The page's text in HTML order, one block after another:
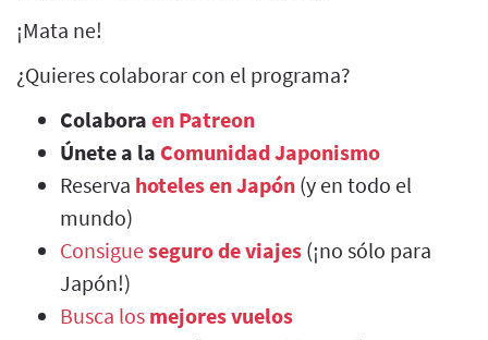
¡Mata ne!
¿Quieres colaborar con el programa?
Colabora en Patreon
Únete a la Comunidad Japonismo
Reserva hoteles en Japón (y en todo el
mundo)
Consigueseguro de viajes (¡no sólo para
Japón!)
Busca los mejores vuelos